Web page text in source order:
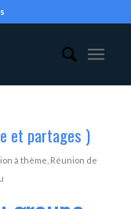
et partages )
à thème Réunion de